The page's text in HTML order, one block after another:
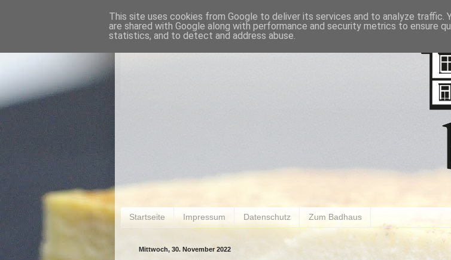
Startseite Impressum Datenschutz Zum Badhaus
Mittwoch, 30. November 2022
This site uses cookies from Google to deliver its services and to analyze traffic.
are shared with Google along with performance and security metrics to ensure
statistics, and to detect and address abuse.